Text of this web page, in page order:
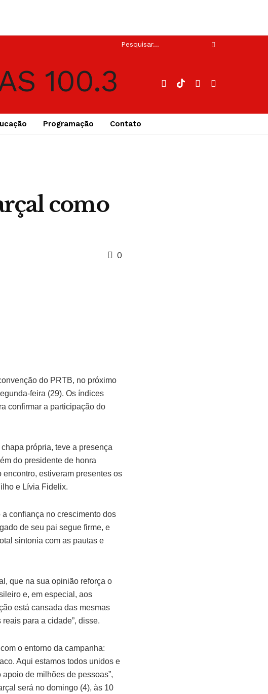
Programação Contato
como
0
do PRTB, no próximo
feira (29). Os índices
confirmar a participação do
própria, teve a presença
do presidente de honra
estiveram presentes os
e Lívia Fidelix.
confiança no crescimento dos
de seu pai segue firme, e
sintonia com as pautas e
que na sua opinião reforça o
e, em especial, aos
está cansada das mesmas
para a cidade”, disse.
o entorno da campanha:
Aqui estamos todos unidos e
de milhões de pessoas”,
será no domingo (4), às 10